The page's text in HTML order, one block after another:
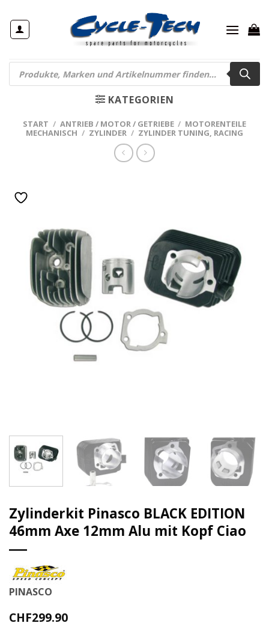
Inhalt
springen
Products
search
KATEGORIEN
START / ANTRIEB / MOTOR / GETRIEBE / MOTORENTEILE
MECHANISCH / ZYLINDER / ZYLINDER TUNING, RACING
Zylinderkit Pinasco BLACK EDITION
46mm Axe 12mm Alu mit Kopf Ciao
PINASCO
CHF299.90